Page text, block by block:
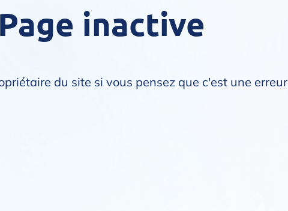
Page inactive
du site si vous pensez que c'est une erreur